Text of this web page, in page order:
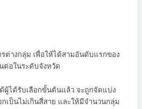
ต่างกลุ่ม เพื่อให้ได้สามอันดับแรกของ
ต่อในระดับจังหวัด
ผู้ได้รับเลือกขั้นต้นแล้ว จะถูกจัดแบ่ง
เป็นไม่เกินสี่สาย และให้มีจำนวนกลุ่ม